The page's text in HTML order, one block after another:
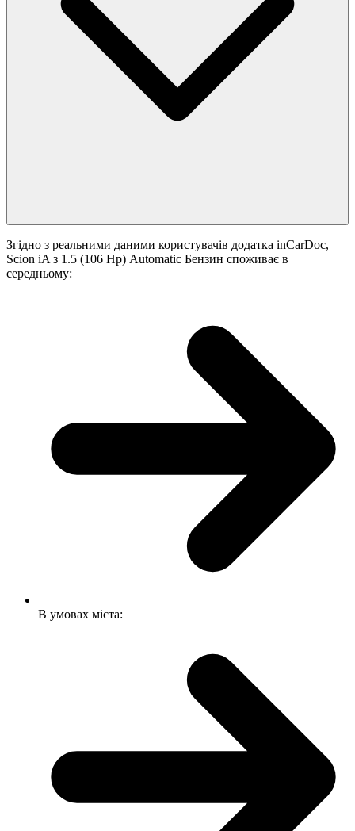
Згідно з реальними даними користувачів додатка inCarDoc,
Scion iA з 1.5 (106 Hp) Automatic Бензин споживає в
середньому:
В умовах міста: